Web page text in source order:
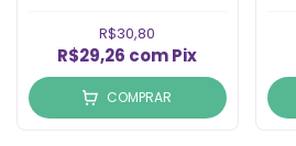
R$30,80
R$29,26 comPix
COMPRAR